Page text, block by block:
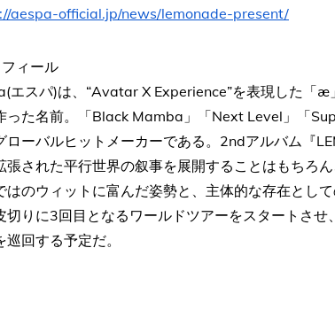
aespa-official.jp/news/lemonade-present/
ィール
エスパ)は、“Avatar X Experience”を表現した「
った名前。「Black Mamba」「Next Level」「
ローバルヒットメーカーである。2ndアルバム『
張された平行世界の叙事を展開することはもちろ
はのウィットに富んだ姿勢と、主体的な存在とし
切りに3回目となるワールドツアーをスタートさ
巡回する予定だ。